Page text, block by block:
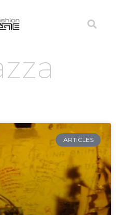
ARTICLES